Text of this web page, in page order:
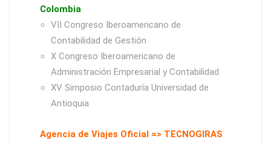
Colombia
VII Congreso Iberoamericano de
Contabilidad de Gestión
X Congreso Iberoamericano de
Administración Empresarial y Contabilidad
XV Simposio Contaduría Universidad de
Antioquia
Agencia de Viajes Oficial => TECNOGIRAS